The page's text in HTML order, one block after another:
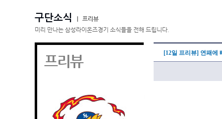
구단소식
프리뷰
미리 만나는 삼성라이온즈경기 소식들을 전해 드립니다.
프리뷰 [12일 프리뷰] 연패에